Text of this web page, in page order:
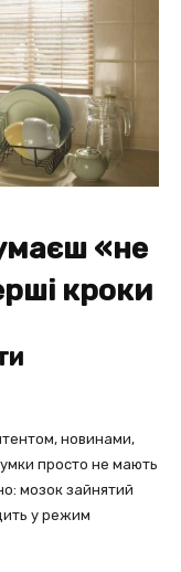
«не
кроки
новинами,
просто не мають
мозок зайнятий
у режим